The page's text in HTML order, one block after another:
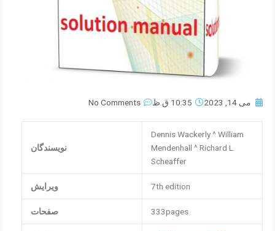
می 14, 2023 10:35 ق.ظ No Comments
Dennis Wackerly ^ William
Mendenhall ^ Richard L.
Scheaffer
نویسندگان
7th edition ویرایش
333pages صفحات